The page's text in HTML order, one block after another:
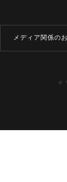
メディア関係の
©